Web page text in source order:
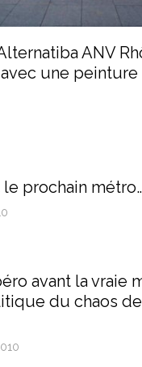
ANV
une
le prochain
avant la vraie
du chaos